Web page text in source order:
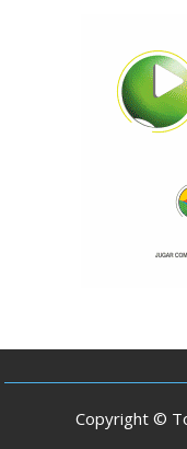
Copyright ©